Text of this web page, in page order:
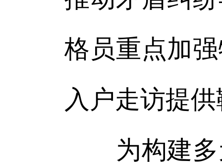
格员重点加
入户走访提
为构建多